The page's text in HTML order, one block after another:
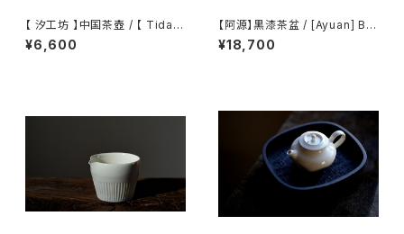
【 汐工坊 】中国茶壺 / 【 Tidal
Atelier 】Chinese teapot
¥6,600
【阿源】黒漆茶盆 / [Ayuan] Bla
ck Lacquer Tea Tray
¥18,700